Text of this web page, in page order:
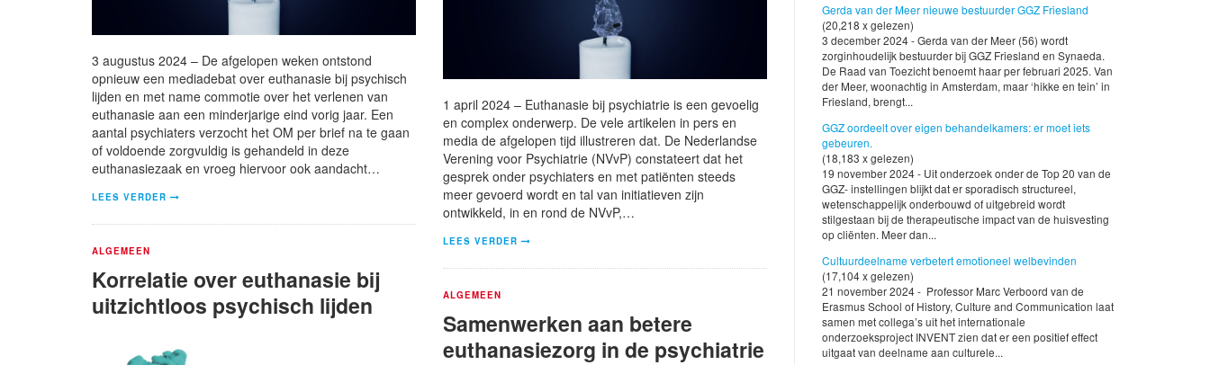
3 augustus 2024 – De afgelopen weken ontstond
opnieuw een mediadebat over euthanasie bij psychisch
lijden en met name commotie over het verlenen van
euthanasie aan een minderjarige eind vorig jaar. Een
aantal psychiaters verzocht het OM per brief na te gaan
of voldoende zorgvuldig is gehandeld in deze
euthanasiezaak en vroeg hiervoor ook aandacht…
LEES VERDER
1 april 2024 – Euthanasie bij psychiatrie is een gevoelig
en complex onderwerp. De vele artikelen in pers en
media de afgelopen tijd illustreren dat. De Nederlandse
Verening voor Psychiatrie (NVvP) constateert dat het
gesprek onder psychiaters en met patiënten steeds
meer gevoerd wordt en tal van initiatieven zijn
ontwikkeld, in en rond de NVvP,…
LEES VERDER
ALGEMEEN
Korrelatie over euthanasie bij
uitzichtloos psychisch lijden
ALGEMEEN
Samenwerken aan betere
euthanasiezorg in de psychiatrie
Gerda van der Meer nieuwe bestuurder GGZ Friesland
(20,218 x gelezen)
3 december 2024 - Gerda van der Meer (56) wordt
zorginhoudelijk bestuurder bij GGZ Friesland en Synaeda.
De Raad van Toezicht benoemt haar per februari 2025. Van
der Meer, woonachtig in Amsterdam, maar ‘hikke en tein’ in
Friesland, brengt...
GGZ oordeelt over eigen behandelkamers: er moet iets
gebeuren.
(18,183 x gelezen)
19 november 2024 - Uit onderzoek onder de Top 20 van de
GGZ- instellingen blijkt dat er sporadisch structureel,
wetenschappelijk onderbouwd of uitgebreid wordt
stilgestaan bij de therapeutische impact van de huisvesting
op cliënten. Meer dan...
Cultuurdeelname verbetert emotioneel welbevinden
(17,104 x gelezen)
21 november 2024 - Professor Marc Verboord van de
Erasmus School of History, Culture and Communication laat
samen met collega’s uit het internationale
onderzoeksproject INVENT zien dat er een positief effect
uitgaat van deelname aan culturele...